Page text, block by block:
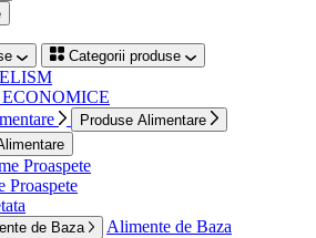
Categorii produse
Produse Alimentare
Proaspete
Proaspete
de Baza Alimente de Baza